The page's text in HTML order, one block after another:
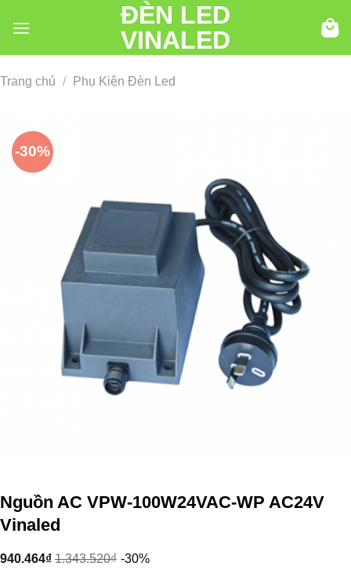
đến
ĐÈN LED
VINALED
Trang chủ / Phụ Kiện Đèn Led
-30%
Nguồn AC VPW-100W24VAC-WP AC24V
Vinaled
940.464₫ 1.343.520₫ -30%